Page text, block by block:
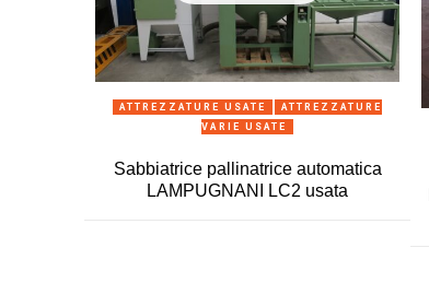
ANTEPRIMA
ATTREZZATURE USATE
ATTREZZATURE
VARIE USATE
Sabbiatrice pallinatrice automatica
LAMPUGNANI LC2 usata